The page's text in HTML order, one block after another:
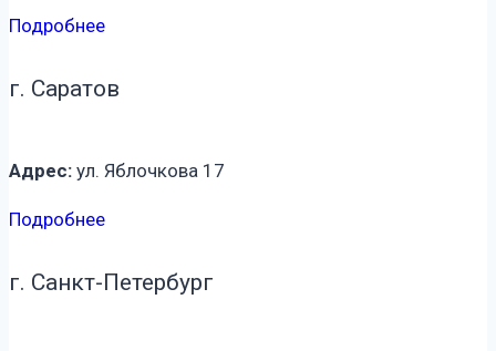
Подробнее
г. Саратов
Адрес: ул. Яблочкова 17
Подробнее
г. Санкт-Петербург